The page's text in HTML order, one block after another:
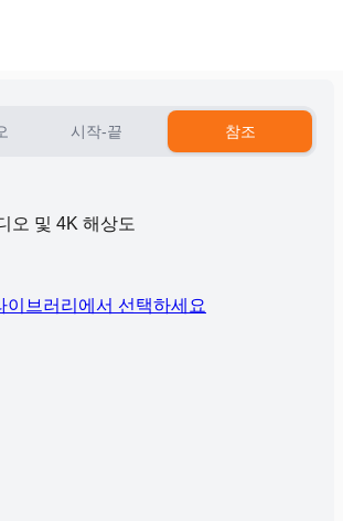
시작-끝 참조
오 및 4K 해상도
이브러리에서 선택하세요